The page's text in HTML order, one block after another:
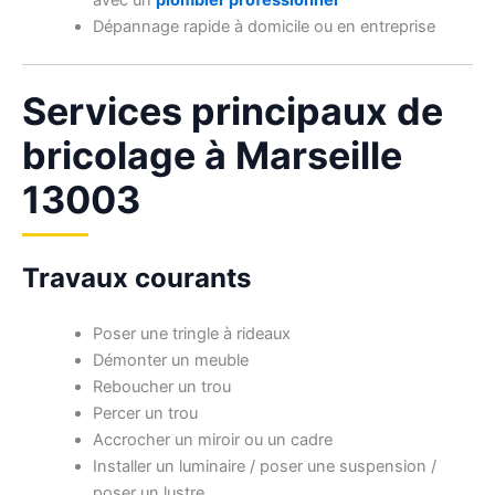
Dépannage rapide à domicile ou en entreprise
Services principaux de
bricolage à Marseille
13003
Travaux courants
Poser une tringle à rideaux
Démonter un meuble
Reboucher un trou
Percer un trou
Accrocher un miroir ou un cadre
Installer un luminaire / poser une suspension /